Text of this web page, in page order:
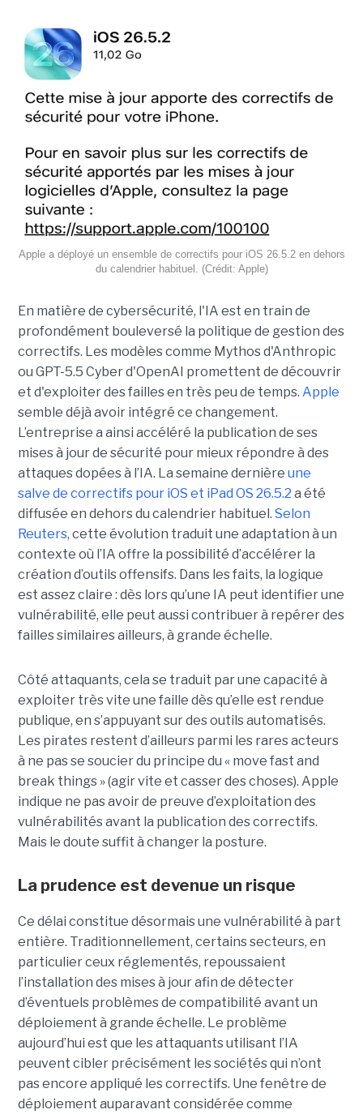
Apple a déployé un ensemble de correctifs pour iOS 26.5.2 en dehors
du calendrier habituel. (Crédit: Apple)
En matière de cybersécurité, l'IA est en train de
profondément bouleversé la politique de gestion des
correctifs. Les modèles comme Mythos d'Anthropic
ou GPT-5.5 Cyber d'OpenAI promettent de découvrir
et d'exploiter des failles en très peu de temps. Apple
semble déjà avoir intégré ce changement.
L’entreprise a ainsi accéléré la publication de ses
mises à jour de sécurité pour mieux répondre à des
attaques dopées à l’IA. La semaine dernière une
salve de correctifs pour iOS et iPad OS 26.5.2 a été
diffusée en dehors du calendrier habituel. Selon
Reuters, cette évolution traduit une adaptation à un
contexte où l’IA offre la possibilité d’accélérer la
création d’outils offensifs. Dans les faits, la logique
est assez claire : dès lors qu’une IA peut identifier une
vulnérabilité, elle peut aussi contribuer à repérer des
failles similaires ailleurs, à grande échelle.
Côté attaquants, cela se traduit par une capacité à
exploiter très vite une faille dès qu’elle est rendue
publique, en s’appuyant sur des outils automatisés.
Les pirates restent d’ailleurs parmi les rares acteurs
à ne pas se soucier du principe du « move fast and
break things » (agir vite et casser des choses). Apple
indique ne pas avoir de preuve d’exploitation des
vulnérabilités avant la publication des correctifs.
Mais le doute suffit à changer la posture.
La prudence est devenue un risque
Ce délai constitue désormais une vulnérabilité à part
entière. Traditionnellement, certains secteurs, en
particulier ceux réglementés, repoussaient
l’installation des mises à jour afin de détecter
d’éventuels problèmes de compatibilité avant un
déploiement à grande échelle. Le problème
aujourd’hui est que les attaquants utilisant l’IA
peuvent cibler précisément les sociétés qui n’ont
pas encore appliqué les correctifs. Une fenêtre de
déploiement auparavant considérée comme